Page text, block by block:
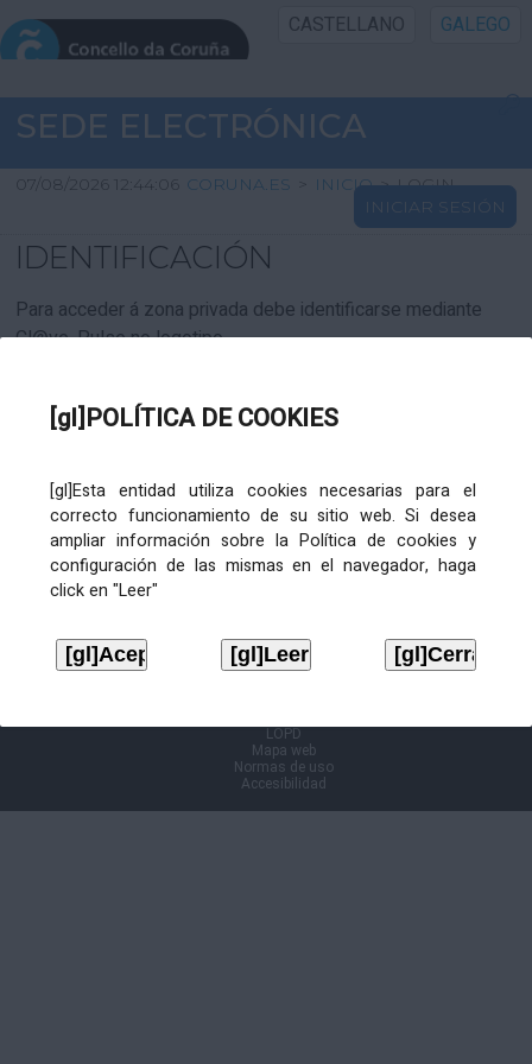
[gl]POLÍTICA DE COOKIES
[gl]Esta entidad utiliza cookies necesarias para el
correcto funcionamiento de su sitio web. Si desea
ampliar información sobre la Política de cookies y
configuración de las mismas en el navegador, haga
click en "Leer"
CASTELLANO GALEGO
INICIO SEDE
INICIO
INFORMACIÓN PÚBLICA
CARTAFOL CIDADÁN
SEDE ELECTRÓNICA
07/08/2026 12:44:06 CORUNA.ES > INICIO > LOGIN
INICIAR SESIÓN
IDENTIFICACIÓN
Para acceder á zona privada debe identificarse mediante
Cl@ve. Pulse no logotipo
LOPD
Mapa web
Normas de uso
Accesibilidad